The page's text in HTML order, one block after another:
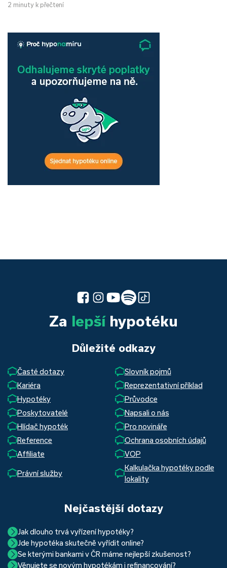
2 minuty k přečtení
Za lepšíhypotéku
Důležité odkazy
Časté dotazy
Slovník pojmů
Kariéra
Reprezentativní příklad
Hypotéky
Průvodce
Poskytovatelé
Napsali o nás
Hlídač hypoték
Pro novináře
Reference
Ochrana osobních údajů
Affiliate
VOP
Právní služby
Kalkulačka hypotéky podle
lokality
Nejčastější dotazy
Jak dlouho trvá vyřízení hypotéky?
Hypotéka se dá zvládnout za měsíc i za tři. Nejčastěji její
uzavření trvá okolo 2 měsíců. Důvodem je především
Jde hypotéka skutečně vyřídit online?
Ano, skutečně jde. Díky moderním technologiím, které
Se kterými bankami v ČR máme nejlepší zkušenost?
Nejvíce proklientská je určitě Hypoteční banka. Svou
Věnujete se novým hypotékám i refinancování?